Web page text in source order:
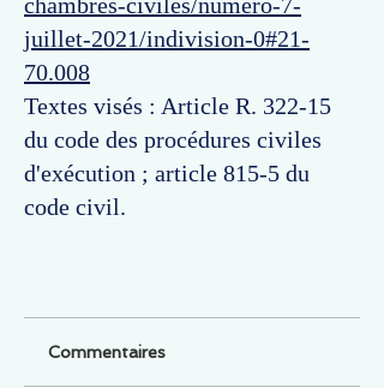
juillet-2021/indivision-0#21-
70.008
Textes visés : Article R. 322-15
du code des procédures civiles
d'exécution ; article 815-5 du
code civil.
Commentaires